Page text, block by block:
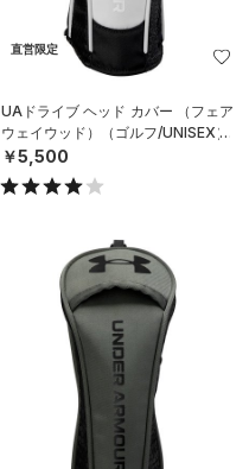
直営限定
UAドライブ ヘッド カバー （フェア
ウェイウッド）（ゴルフ/UNISEX）
￥5,500